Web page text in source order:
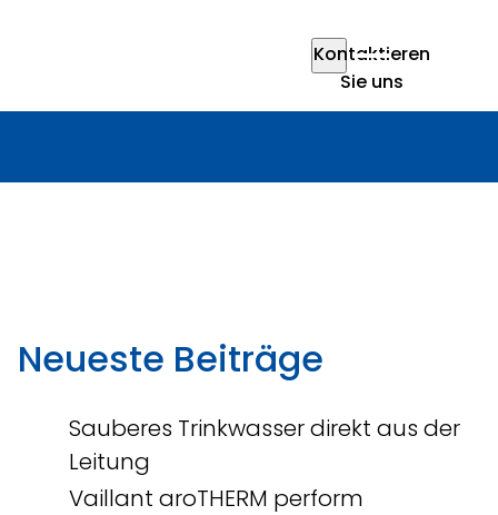
Kontaktieren
Sie uns
Neueste Beiträge
Sauberes Trinkwasser direkt aus der
Leitung
Vaillant aroTHERM perform